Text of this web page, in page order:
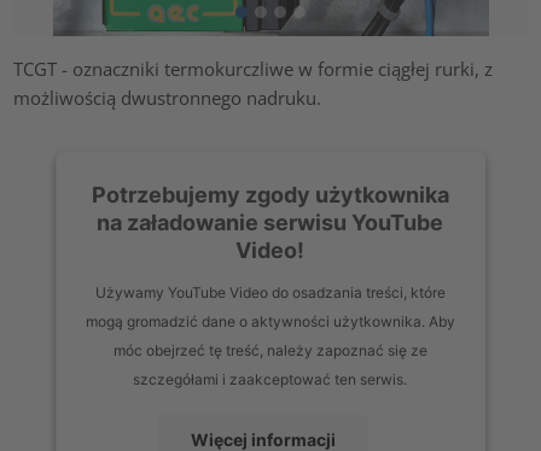
TCGT - oznaczniki termokurczliwe w formie ciągłej rurki, z
możliwością dwustronnego nadruku.
Potrzebujemy zgody użytkownika
na załadowanie serwisu YouTube
Video!
Używamy YouTube Video do osadzania treści, które
mogą gromadzić dane o aktywności użytkownika. Aby
móc obejrzeć tę treść, należy zapoznać się ze
szczegółami i zaakceptować ten serwis.
Więcej informacji